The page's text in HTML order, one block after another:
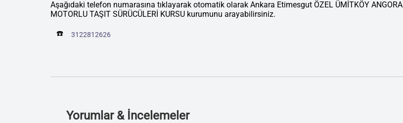
Aşağıdaki telefon numarasına tıklayarak otomatik olarak Ankara Etimesgut ÖZEL ÜMİTKÖY ANGORA
MOTORLU TAŞIT SÜRÜCÜLERİ KURSU kurumunu arayabilirsiniz.
☎️ 3122812626
Yorumlar & İncelemeler